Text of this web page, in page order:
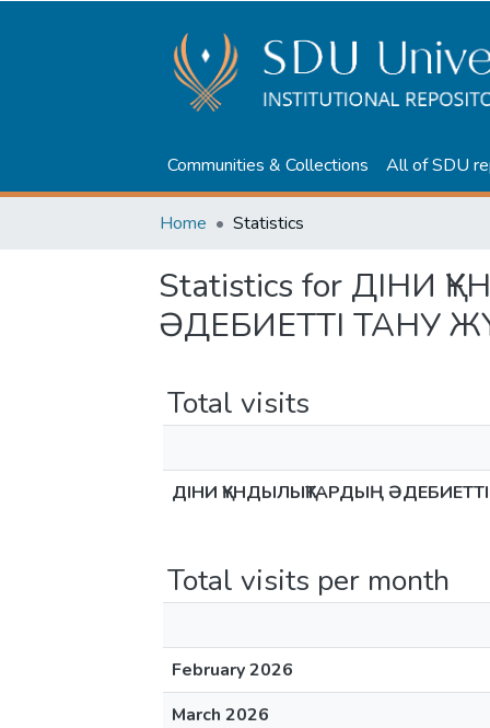
Communities & Collections All of SDU
Home Statistics
Statistics for ДІНИ
ӘДЕБИЕТТІ ТАНУ
Total visits
ДІНИ ҚҰНДЫЛЫҚТАРДЫҢ
Total visits per month
February 2026
March 2026